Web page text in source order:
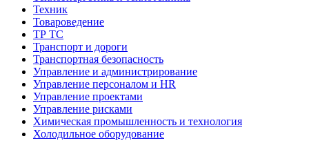
Техник
Товароведение
ТР ТС
Транспорт и дороги
Транспортная безопасность
Управление и администрирование
Управление персоналом и HR
Управление проектами
Управление рисками
Химическая промышленность и технология
Холодильное оборудование